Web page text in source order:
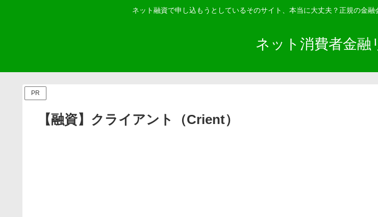
ネット融資で申し込もうとしているそのサイト、本当に大丈夫？正規の金
ネット消費者金融
PR
【融資】クライアント（Crient）